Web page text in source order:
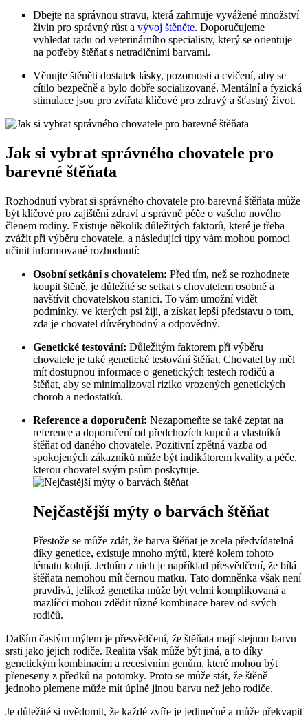
Dbejte na správnou stravu, která zahrnuje vyvážené množství
živin pro správný růst a vývoj štěněte. Doporučujeme
vyhledat radu od veterinárního specialisty, který se orientuje
na potřeby štěňat s netradičními barvami.
Věnujte štěněti dostatek lásky, pozornosti a cvičení, aby se
cítilo bezpečně a bylo dobře socializované. Mentální a fyzická
stimulace jsou pro zvířata klíčové pro zdravý a šťastný život.
Jak si vybrat správného chovatele pro
barevné štěňata
Rozhodnutí vybrat si správného chovatele pro barevná štěňata může
být klíčové pro zajištění zdraví a správné péče o vašeho nového
členem rodiny. Existuje několik důležitých faktorů, které je třeba
zvážit při výběru chovatele, a následující tipy vám mohou pomoci
učinit informované rozhodnutí:
Osobní setkání s chovatelem: Před tím, než se rozhodnete
koupit štěně, je důležité se setkat s chovatelem osobně a
navštívit chovatelskou stanici. To vám umožní vidět
podmínky, ve kterých psi žijí, a získat lepší představu o tom,
zda je chovatel důvěryhodný a odpovědný.
Genetické testování: Důležitým faktorem při výběru
chovatele je také genetické testování štěňat. Chovatel by měl
mít dostupnou informace o genetických testech rodičů a
štěňat, aby se minimalizoval riziko vrozených genetických
chorob a nedostatků.
Reference a doporučení: Nezapomeňte se také zeptat na
reference a doporučení od předchozích kupců a vlastníků
štěňat od daného chovatele. Pozitivní zpětná vazba od
spokojených zákazníků může být indikátorem kvality a péče,
kterou chovatel svým psům poskytuje.
Nejčastější mýty o barvách štěňat
Přestože se může zdát, že barva štěňat je zcela předvídatelná
díky genetice, existuje mnoho mýtů, které kolem tohoto
tématu kolují. Jedním z nich je například přesvědčení, že bílá
štěňata nemohou mít černou matku. Tato domněnka však není
pravdivá, jelikož genetika může být velmi komplikovaná a
mazlíčci mohou zdědit různé kombinace barev od svých
rodičů.
Dalším častým mýtem je přesvědčení, že štěňata mají stejnou barvu
srsti jako jejich rodiče. Realita však může být jiná, a to díky
genetickým kombinacím a recesivním genům, které mohou být
přeneseny z předků na potomky. Proto se může stát, že štěně
jednoho plemene může mít úplně jinou barvu než jeho rodiče.
Je důležité si uvědomit, že každé zvíře je jedinečné a může překvapit